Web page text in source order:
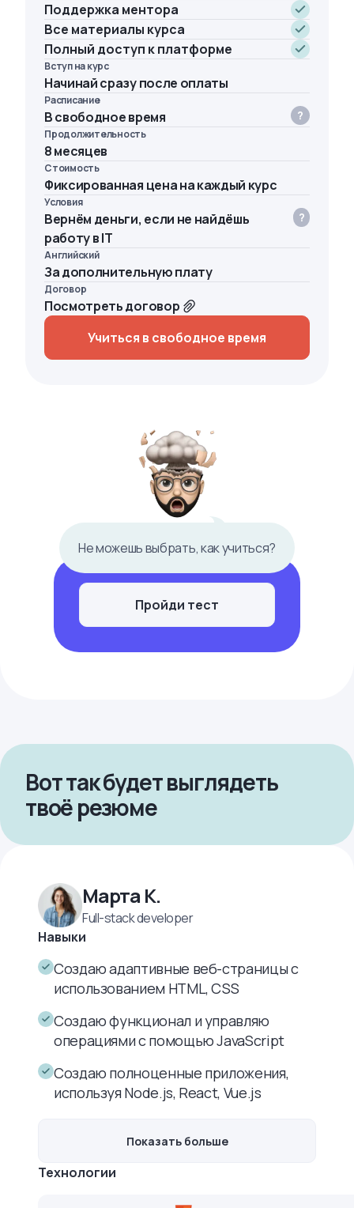
Поддержка ментора
Все материалы курса
Полный доступ к платформе
Вступ на курс
Начинай сразу после оплаты
Расписание
В свободное время
Продолжительность
8 месяцев
Стоимость
Фиксированная цена на каждый курс
Условия
Вернём деньги, если не найдёшь
работу в IT
Английский
За дополнительную плату
Договор
Посмотреть договор
Учиться в свободное время
Не можешь выбрать, как учиться?
Пройди тест
Вот так будет выглядеть
твоё резюме
Марта К.
Full-stack developer
Навыки
Создаю адаптивные веб-страницы с
использованием HTML, CSS
Создаю функционал и управляю
операциями с помощью JavaScript
Создаю полноценные приложения,
используя Node.js, React, Vue.js
Показать больше
Технологии